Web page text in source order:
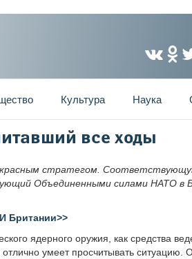
Культура Наука
все ходы
стратегом.
Объединенными силами НАТО в
Британии>>
ядерного оружия, как средства
умеет просчитывать ситуацию.